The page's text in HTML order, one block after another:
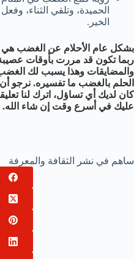
الحميدة، وتلقي الثناء،
الخير.
بشكل عام الأحلام عن الغضب
ربما تكون قد مررت بأوقات
والمضايقات وهذا يسبب لك
الحلم بالغضب ما تفسيره. نرجو أن
كان لديك أي تساؤل، اترك لنا
عليك في أسرع وقت إن شاء الله.
ساهم في نشر الثقافة والمعرفة